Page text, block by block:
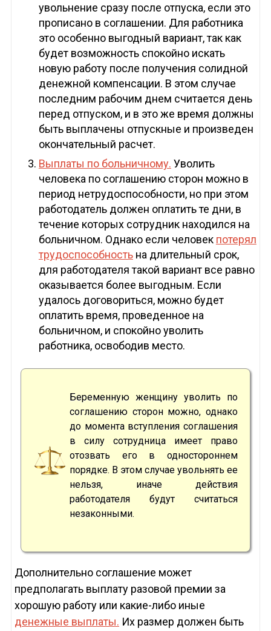
увольнение сразу после отпуска, если это
прописано в соглашении. Для работника
это особенно выгодный вариант, так как
будет возможность спокойно искать
новую работу после получения солидной
денежной компенсации. В этом случае
последним рабочим днем считается день
перед отпуском, и в это же время должны
быть выплачены отпускные и произведен
окончательный расчет.
Выплаты по больничному. Уволить
человека по соглашению сторон можно в
период нетрудоспособности, но при этом
работодатель должен оплатить те дни, в
течение которых сотрудник находился на
больничном. Однако если человек потерял
трудоспособностьна длительный срок,
для работодателя такой вариант все равно
оказывается более выгодным. Если
удалось договориться, можно будет
оплатить время, проведенное на
больничном, и спокойно уволить
работника, освободив место.
Беременную женщину уволить по
соглашению сторон можно, однако
до момента вступления соглашения
в силу сотрудница имеет право
отозвать его в одностороннем
порядке. В этом случае увольнять ее
нельзя, иначе действия
работодателя будут считаться
незаконными.
Дополнительно соглашение может
предполагать выплату разовой премии за
хорошую работу или какие-либо иные
денежные выплаты. Их размер должен быть